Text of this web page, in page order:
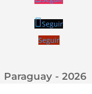
Seguir
Seguir
Paraguay - 2026